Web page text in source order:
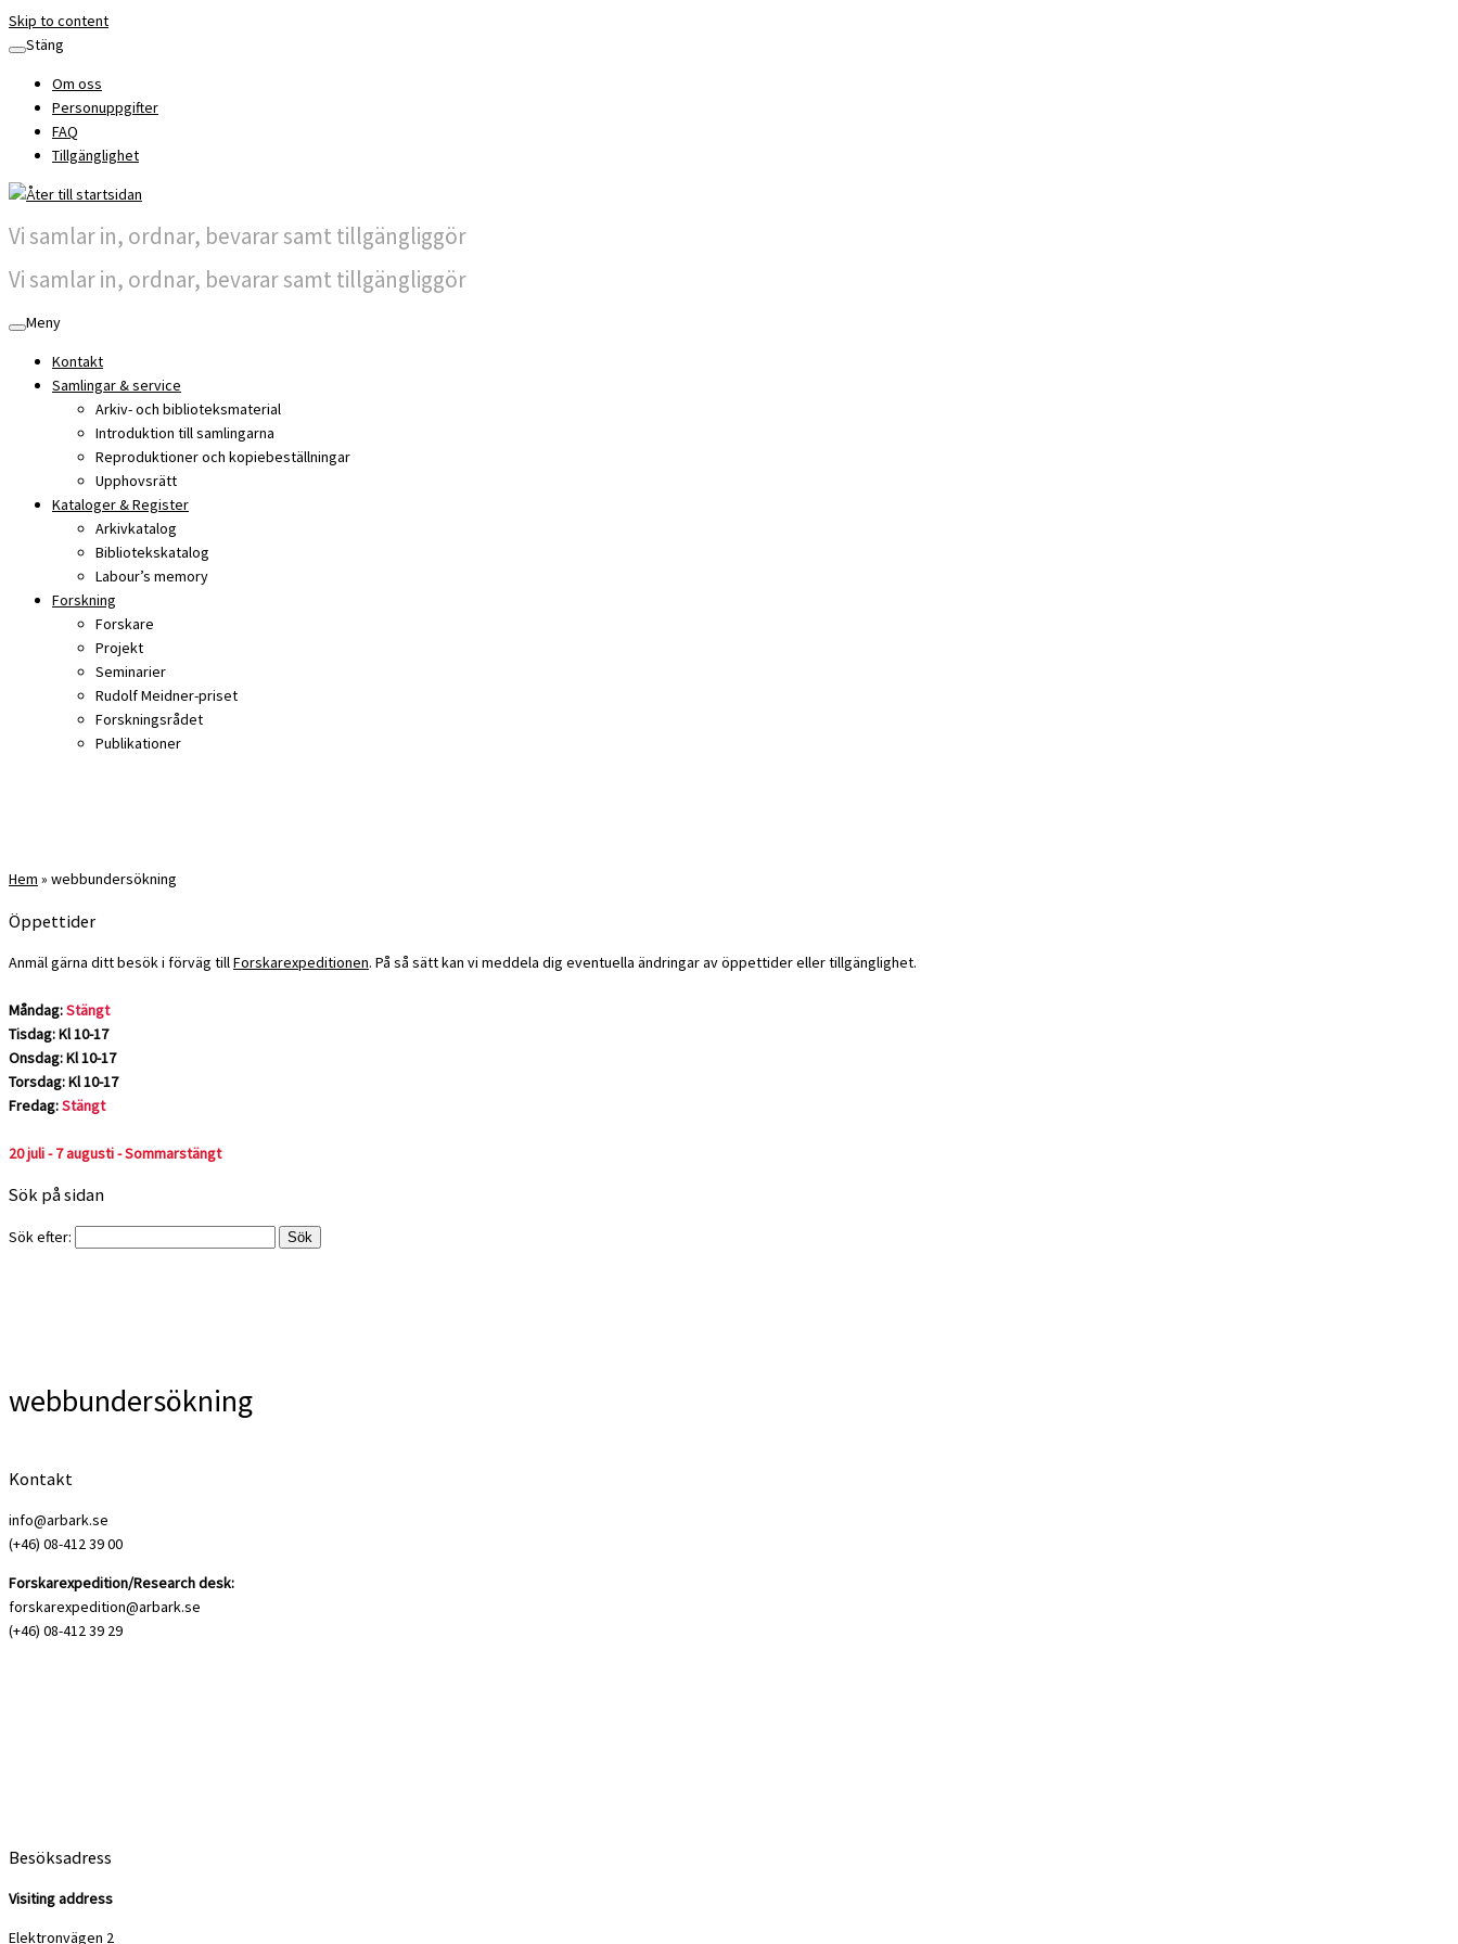
Skip to content
Stäng
Om oss
Personuppgifter
FAQ
Tillgänglighet
Vi samlar in, ordnar, bevarar samt tillgängliggör
Vi samlar in, ordnar, bevarar samt tillgängliggör
Meny
Kontakt
Samlingar & service
Arkiv- och biblioteksmaterial
Introduktion till samlingarna
Reproduktioner och kopiebeställningar
Upphovsrätt
Kataloger & Register
Arkivkatalog
Bibliotekskatalog
Labour’s memory
Forskning
Forskare
Projekt
Seminarier
Rudolf Meidner-priset
Forskningsrådet
Publikationer
Hem » webbundersökning
Öppettider
Anmäl gärna ditt besök i förväg tillForskarexpeditionen. På så sätt kan vi meddela dig eventuella ändringar av öppettider eller tillgänglighet.
Måndag:Stängt
Tisdag: Kl 10-17
Onsdag: Kl 10-17
Torsdag: Kl 10-17
Fredag:Stängt
20 juli - 7 augusti - Sommarstängt
Sök på sidan
Sök efter:
webbundersökning
Kontakt
info@arbark.se
(+46) 08-412 39 00
Forskarexpedition/Research desk:
forskarexpedition@arbark.se
(+46) 08-412 39 29
Besöksadress
Visiting address
Elektronvägen 2